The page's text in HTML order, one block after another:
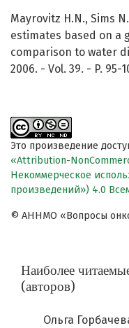
Mayrovitz H.N., Sims
estimates based on a
comparison to water
2006. - Vol. 39. - P. 95-
Это произведение
«Attribution-
Некоммерческое
произведений») 4.0
© АННМО «Вопросы
Наиболее
(авторов)
Ольга